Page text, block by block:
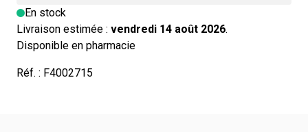
En stock
Livraison estimée : vendredi 14 août 2026.
Disponible en pharmacie
Réf. : F4002715